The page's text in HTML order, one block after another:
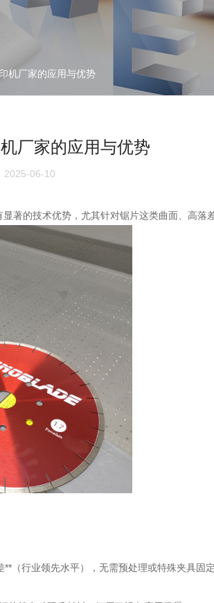
机厂家的应用与优势
厂家的应用与优势
2025-06-10
著的技术优势，尤其针对锯片这类曲面、高落
（行业领先水平），无需预处理或特殊夹具固